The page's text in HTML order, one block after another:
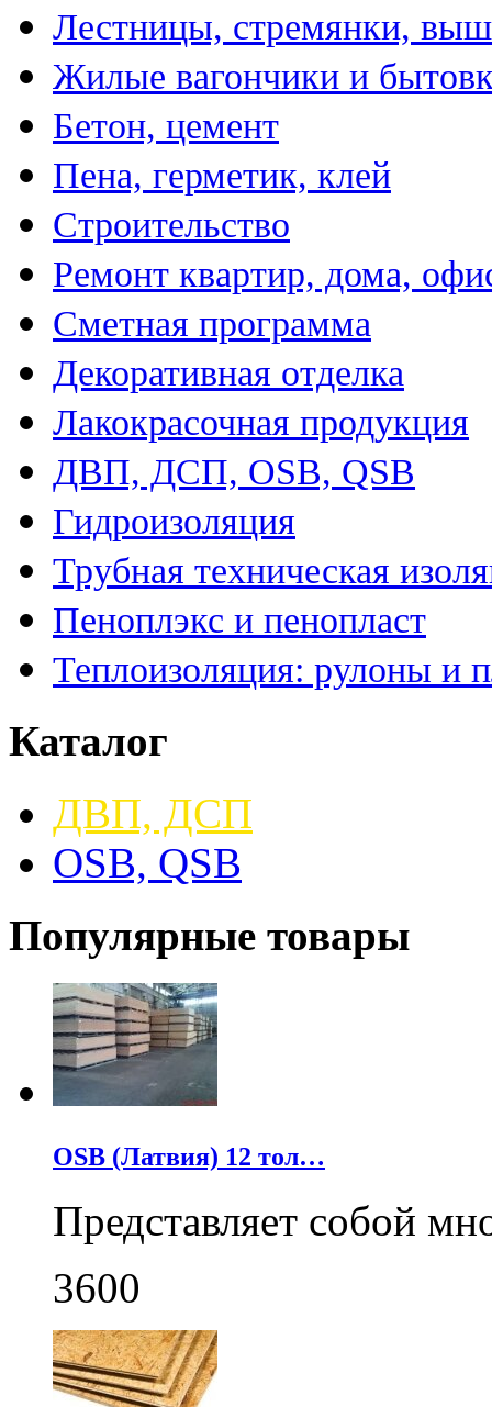
Лестницы, стремянки,
Жилые вагончики и
Бетон, цемент
Пена, герметик, клей
Строительство
Ремонт квартир, дома,
Сметная программа
Декоративная отделка
Лакокрасочная продукция
ДВП, ДСП, OSB, QSB
Гидроизоляция
Трубная техническая
Пеноплэкс и пенопласт
Теплоизоляция: рулоны и
Каталог
ДВП, ДСП
OSB, QSB
Популярные товары
OSB (Латвия) 12 тол…
Представляет собой
3600